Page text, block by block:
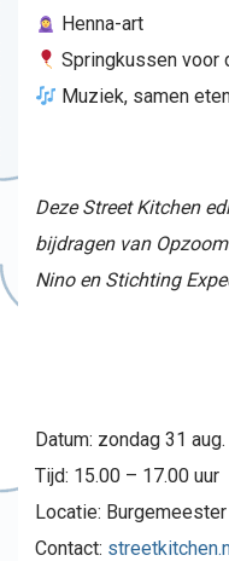
Henna-art
Springkussen voor
Muziek, samen
Deze Street Kitchen
bijdragen van
Nino en Stichting
Datum: zondag 31
Tijd: 15.00 – 17.00 uur
Locatie:
Contact: